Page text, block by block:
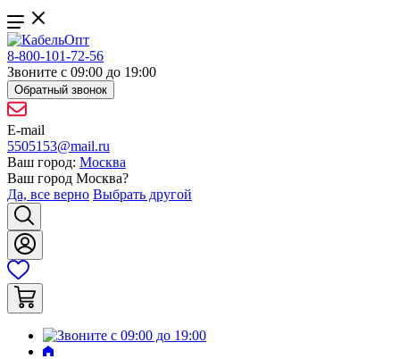
8-800-101-72-56
Звоните с 09:00 до 19:00
Обратный звонок
E-mail
5505153@mail.ru
Ваш город: Москва
Ваш город Москва?
Да, все верно Выбрать другой